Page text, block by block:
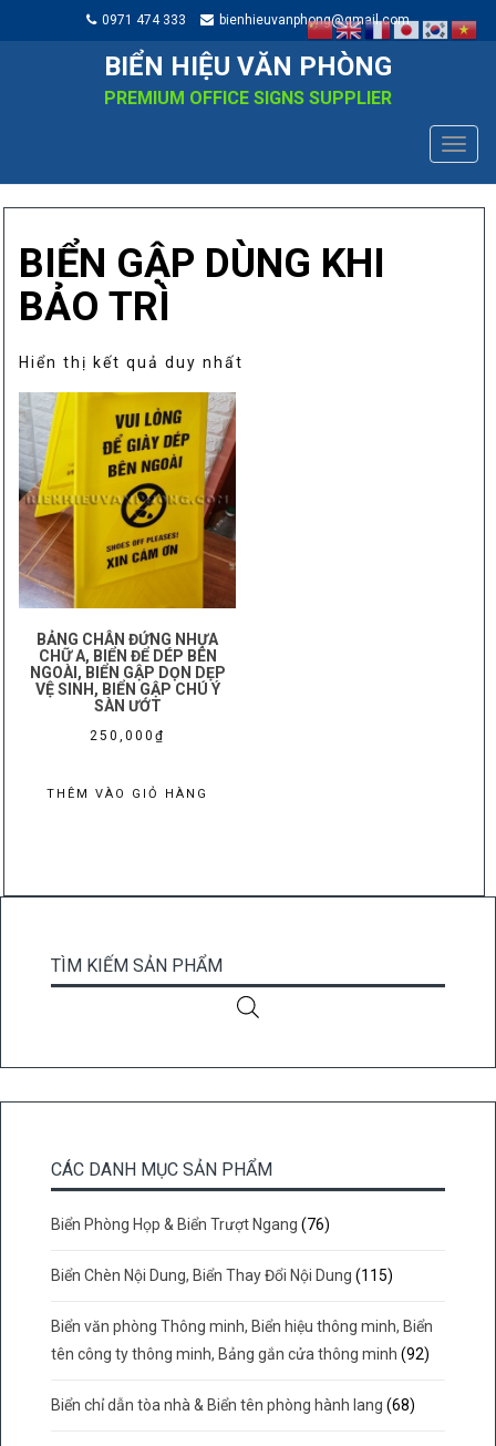
0971 474 333 bienhieuvanphong@gmail.com
BIỂN HIỆU VĂN PHÒNG
PREMIUM OFFICE SIGNS SUPPLIER
BIỂN GẬP DÙNG KHI
BẢO TRÌ
Hiển thị kết quả duy nhất
BẢNG CHÂN ĐỨNG NHỰA
CHỮ A, BIỂN ĐỂ DÉP BÊN
NGOÀI, BIỂN GẬP DỌN DẸP
VỆ SINH, BIỂN GẬP CHÚ Ý
SÀN ƯỚT
250,000 ₫
THÊM VÀO GIỎ HÀNG
TÌM KIẾM SẢN PHẨM
CÁC DANH MỤC SẢN PHẨM
Biển Phòng Họp & Biển Trượt Ngang (76)
Biển Chèn Nội Dung, Biển Thay Đổi Nội Dung (115)
Biển văn phòng Thông minh, Biển hiệu thông minh, Biển
tên công ty thông minh, Bảng gắn cửa thông minh (92)
Biển chỉ dẫn tòa nhà & Biển tên phòng hành lang (68)